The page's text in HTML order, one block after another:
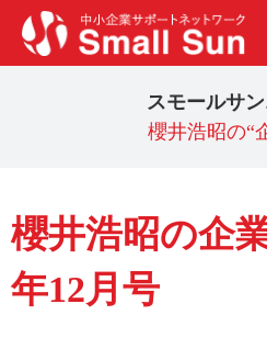
スモールサ
櫻井浩昭の“
櫻井浩昭の企
年12月号